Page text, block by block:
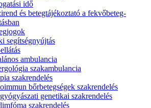
idő
és betegtájékoztató a fekvőbeteg-
segítségnyújtás
ambulancia
szakambulancia
szakrendelés
bőrbetegségek szakrendelés
genetikai szakrendelés
szakrendelés